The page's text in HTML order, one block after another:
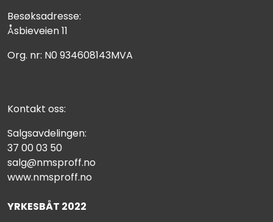
Besøksadresse:
Åsbieveien 11
Org. nr: N0 934608143MVA
Kontakt oss:
Salgsavdelingen:
37 00 03 50
salg@nmsproff.no
www.nmsproff.no
YRKESBÅT 2022